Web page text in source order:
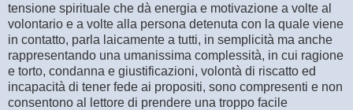
tensione spirituale che dà energia e motivazione a volte al
volontario e a volte alla persona detenuta con la quale viene
in contatto, parla laicamente a tutti, in semplicità ma anche
rappresentando una umanissima complessità, in cui ragione
e torto, condanna e giustificazioni, volontà di riscatto ed
incapacità di tener fede ai propositi, sono compresenti e non
consentono al lettore di prendere una troppo facile